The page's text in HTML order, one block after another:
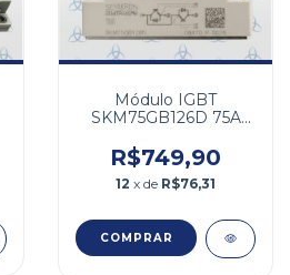
Módulo IGBT
SKM75GB126D 75A
R$749,90
12 x de R$76,31